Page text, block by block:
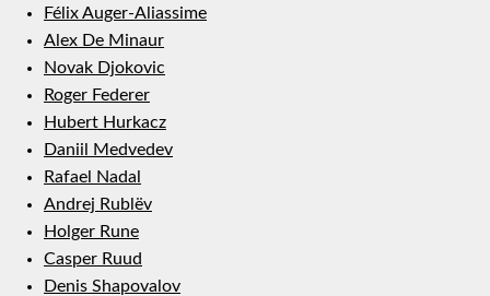
Félix Auger-Aliassime
Alex De Minaur
Novak Djokovic
Roger Federer
Hubert Hurkacz
Daniil Medvedev
Rafael Nadal
Andrej Rublëv
Holger Rune
Casper Ruud
Denis Shapovalov